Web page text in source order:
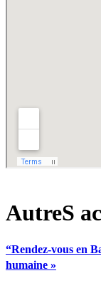
AutreS
“Rendez-vous en
humaine »